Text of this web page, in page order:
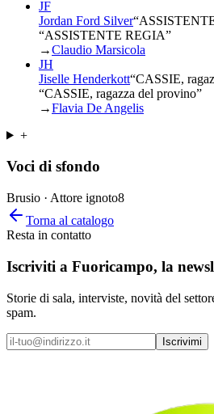
JF
Jordan Ford Silver“
“ASSISTENTE REGIA”
→Claudio Marsicola
JH
Jiselle Henderkott“CASSIE,
“CASSIE, ragazza del provino”
→Flavia De Angelis
+
Voci di sfondo
Brusio · Attore ignoto8
Torna al catalogo
Resta in contatto
Iscriviti a Fuoricampo, la
Storie di sala, interviste, novità del
spam.
Iscrivimi